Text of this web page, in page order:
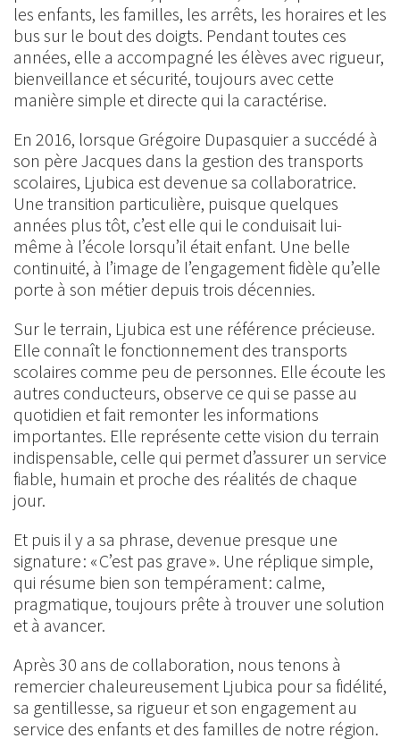
les enfants, les familles, les arrêts, les horaires et les
bus sur le bout des doigts. Pendant toutes ces
années, elle a accompagné les élèves avec rigueur,
bienveillance et sécurité, toujours avec cette
manière simple et directe qui la caractérise.
En 2016, lorsque Grégoire Dupasquier a succédé à
son père Jacques dans la gestion des transports
scolaires, Ljubica est devenue sa collaboratrice.
Une transition particulière, puisque quelques
années plus tôt, c’est elle qui le conduisait lui-
même à l’école lorsqu’il était enfant. Une belle
continuité, à l’image de l’engagement fidèle qu’elle
porte à son métier depuis trois décennies.
Sur le terrain, Ljubica est une référence précieuse.
Elle connaît le fonctionnement des transports
scolaires comme peu de personnes. Elle écoute les
autres conducteurs, observe ce qui se passe au
quotidien et fait remonter les informations
importantes. Elle représente cette vision du terrain
indispensable, celle qui permet d’assurer un service
fiable, humain et proche des réalités de chaque
jour.
Et puis il y a sa phrase, devenue presque une
signature : « C’est pas grave ». Une réplique simple,
qui résume bien son tempérament : calme,
pragmatique, toujours prête à trouver une solution
et à avancer.
Après 30 ans de collaboration, nous tenons à
remercier chaleureusement Ljubica pour sa fidélité,
sa gentillesse, sa rigueur et son engagement au
service des enfants et des familles de notre région.